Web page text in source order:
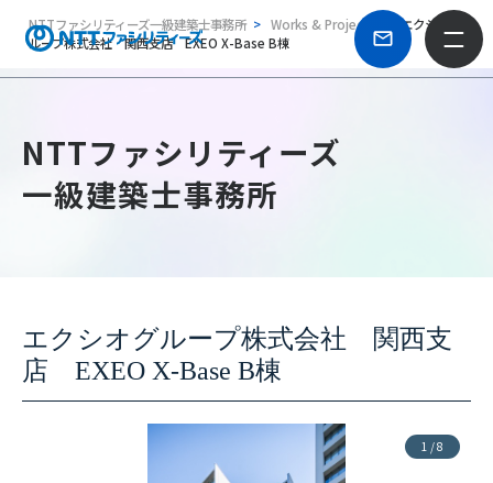
NTTファシリティーズ一級建築士事務所 Works & Projects
エクシオグ
ループ株式会社 関西支店 EXEO X-Base B棟
NTTファシリティーズ
一級建築士事務所
エクシオグループ株式会社 関西支
店 EXEO X-Base B棟
1 /8